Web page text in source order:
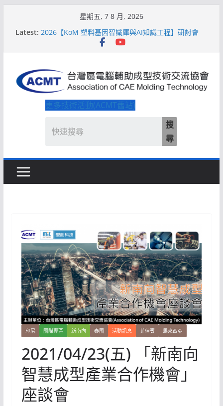
星期五, 7 8 月, 2026
Latest: 2026【KoM 塑料基因智識庫與AI知識工程】研討會
【培訓課程】【ACMT Ｔ零量產】模具估報價：貫穿
具展重磅登場
ACMT打造「Smart Molding 模塑智造平台」主題館
2026【QoM 射出成型高品質穩定生產】研討會
更多技術活動(ACMT舊站)
搜
尋
印尼 國際專區 新南向 泰國 活動訊息 菲律賓 馬來西亞
2021/04/23(五) 「新南向
智慧成型產業合作機會」
座談會